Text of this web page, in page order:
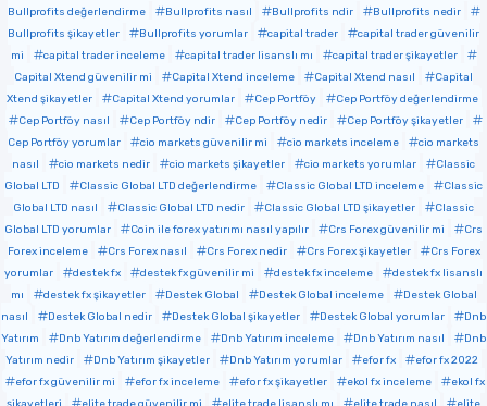
Bullprofits değerlendirme
Bullprofits nasıl Bullprofits ndir
Bullprofits nedir
Bullprofits şikayetler
Bullprofits yorumlar capital trader
capital trader güvenilir
mi
capital trader inceleme capital trader lisanslı mı
capital trader şikayetler
Capital Xtend güvenilir mi
Capital Xtend inceleme Capital Xtend nasıl
Capital
Xtend şikayetler
Capital Xtend yorumlar Cep Portföy
Cep Portföy değerlendirme
Cep Portföy nasıl
Cep Portföy ndir Cep Portföy nedir
Cep Portföy şikayetler
Cep Portföy yorumlar
cio markets güvenilir mi cio markets inceleme
cio markets
nasıl
cio markets nedir cio markets şikayetler cio markets yorumlar
Classic
Global LTD
Classic Global LTD değerlendirme Classic Global LTD inceleme
Classic
Global LTD nasıl
Classic Global LTD nedir Classic Global LTD şikayetler
Classic
Global LTD yorumlar
Coin ile forex yatırımı nasıl yapılır Crs Forex güvenilir mi
Crs
Forex inceleme
Crs Forex nasıl Crs Forex nedir Crs Forex şikayetler
Crs Forex
yorumlar
destek fx destek fx güvenilir mi destek fx inceleme
destek fx lisanslı
mı
destek fx şikayetler Destek Global Destek Global inceleme
Destek Global
nasıl
Destek Global nedir Destek Global şikayetler Destek Global yorumlar
Dnb
Yatırım
Dnb Yatırım değerlendirme Dnb Yatırım inceleme Dnb Yatırım nasıl
Dnb
Yatırım nedir
Dnb Yatırım şikayetler Dnb Yatırım yorumlar efor fx
efor fx 2022
efor fx güvenilir mi
efor fx inceleme efor fx şikayetler ekol fx inceleme
ekol fx